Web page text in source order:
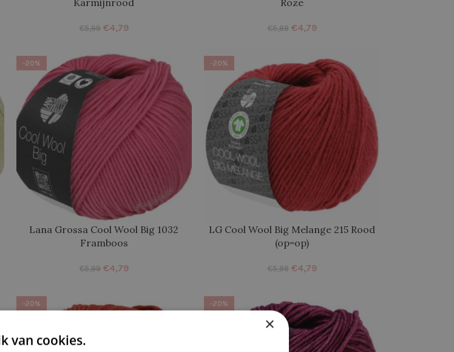
€5,99 €4,79 €5,99 €4,79
-20%
Lana Grossa Cool Wool Big 1032
Framboos
€5,99 €4,79
-20%
LG Cool Wool Big Melange 215 Rood
(op=op)
€5,99 €4,79
-20% -20%
×
van cookies.